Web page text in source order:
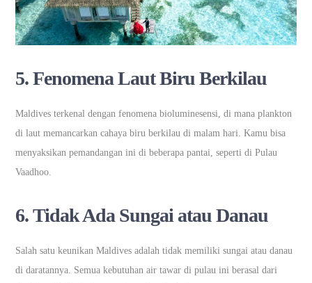
5.Fenomena Laut Biru Berkilau
Maldives terkenal dengan fenomena bioluminesensi, di mana plankton
di laut memancarkan cahaya biru berkilau di malam hari. Kamu bisa
menyaksikan pemandangan ini di beberapa pantai, seperti di Pulau
Vaadhoo.
6.Tidak Ada Sungai atau Danau
Salah satu keunikan Maldives adalah tidak memiliki sungai atau danau
di daratannya. Semua kebutuhan air tawar di pulau ini berasal dari